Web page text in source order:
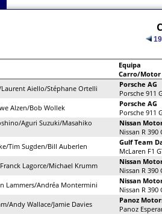
Equipa
Carro/Motor
Aiello/Stéphane Ortelli
Porsche AG
Porsche 911
Alzen/Bob Wollek
Porsche AG
Porsche 911
Aguri Suzuki/Masahiko
Nissan
Nissan R 390
Tim Sugden/Bill Auberlen
Gulf Team
McLaren F1
Lagorce/Michael Krumm
Nissan
Nissan R 390
Lammers/Andréa Montermini
Nissan
Nissan R 390
Andy Wallace/Jamie Davies
Panoz
Panoz